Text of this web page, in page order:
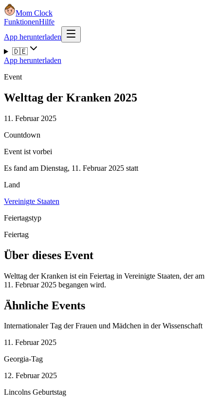
Mom Clock
FunktionenHilfe
App herunterladen
🇩🇪
App herunterladen
Event
Welttag der Kranken 2025
11. Februar 2025
Countdown
Event ist vorbei
Es fand am Dienstag, 11. Februar 2025 statt
Land
Vereinigte Staaten
Feiertagstyp
Feiertag
Über dieses Event
Welttag der Kranken ist ein Feiertag in Vereinigte Staaten, der am
11. Februar 2025 begangen wird.
Ähnliche Events
Internationaler Tag der Frauen und Mädchen in der Wissenschaft
11. Februar 2025
Georgia-Tag
12. Februar 2025
Lincolns Geburtstag